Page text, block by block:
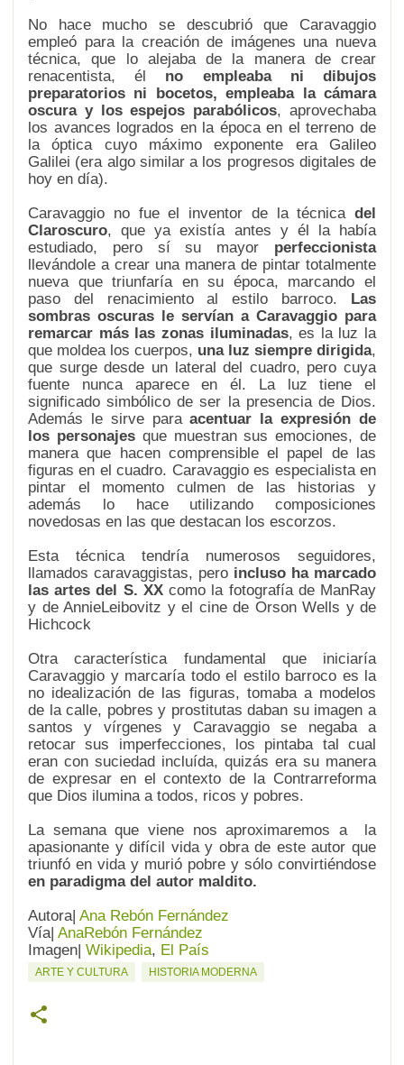
No hace mucho se descubrió que Caravaggio
empleó para la creación de imágenes una nueva
técnica, que lo alejaba de la manera de crear
renacentista, él no empleaba ni dibujos
preparatorios ni bocetos, empleaba la cámara
oscura y los espejos parabólicos, aprovechaba
los avances logrados en la época en el terreno de
la óptica cuyo máximo exponente era Galileo
Galilei (era algo similar a los progresos digitales de
hoy en día).
Caravaggio no fue el inventor de la técnica del
Claroscuro, que ya existía antes y él la había
estudiado, pero sí su mayor perfeccionista
llevándole a crear una manera de pintar totalmente
nueva que triunfaría en su época, marcando el
paso del renacimiento al estilo barroco. Las
sombras oscuras le servían a Caravaggio para
remarcar más las zonas iluminadas, es la luz la
que moldea los cuerpos, una luz siempre dirigida,
que surge desde un lateral del cuadro, pero cuya
fuente nunca aparece en él. La luz tiene el
significado simbólico de ser la presencia de Dios.
Además le sirve paraacentuar la expresión de
los personajesque muestran sus emociones, de
manera que hacen comprensible el papel de las
figuras en el cuadro. Caravaggio es especialista en
pintar el momento culmen de las historias y
además lo hace utilizando composiciones
novedosas en las que destacan los escorzos.
Esta técnica tendría numerosos seguidores,
llamados caravaggistas, pero incluso ha marcado
las artes del S. XXcomo la fotografía de ManRay
y de AnnieLeibovitz y el cine de Orson Wells y de
Hichcock
Otra característica fundamental que iniciaría
Caravaggio y marcaría todo el estilo barroco es la
no idealización de las figuras, tomaba a modelos
de la calle, pobres y prostitutas daban su imagen a
santos y vírgenes y Caravaggio se negaba a
retocar sus imperfecciones, los pintaba tal cual
eran con suciedad incluída, quizás era su manera
de expresar en el contexto de la Contrarreforma
que Dios ilumina a todos, ricos y pobres.
La semana que viene nos aproximaremos a la
apasionante y difícil vida y obra de este autor que
triunfó en vida y murió pobre y sólo convirtiéndose
en paradigma del autor maldito.
Autora| Ana Rebón Fernández
Vía| AnaRebón Fernández
Imagen| Wikipedia, El País
ARTE Y CULTURA HISTORIA MODERNA